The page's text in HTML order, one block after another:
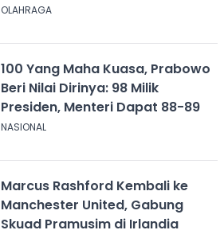
OLAHRAGA
100 Yang Maha Kuasa, Prabowo
Beri Nilai Dirinya: 98 Milik
Presiden, Menteri Dapat 88-89
NASIONAL
Marcus Rashford Kembali ke
Manchester United, Gabung
Skuad Pramusim di Irlandia